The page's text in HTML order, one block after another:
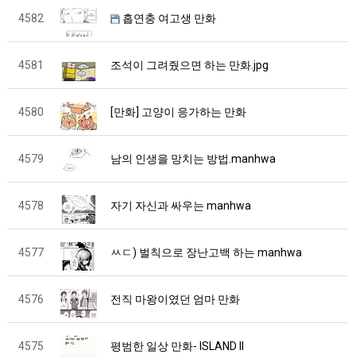
4582 흡연충 여고생 만화
4581 조석이 그려줬으면 하는 만화.jpg
4580 [만화] 고양이 응가하는 만화
4579 남의 인생을 망치는 방법.manhwa
4578 자기 자신과 싸우는 manhwa
4577 ㅆㄷ) 벌칙으로 장난고백 하는 manhwa
4576 전직 마왕이였던 엄마 만화
4575 평범한 일상 만화- ISLAND II